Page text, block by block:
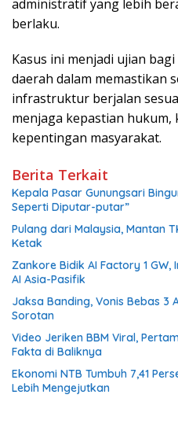
administratif yang lebih
berlaku.
Kasus ini menjadi ujian
daerah dalam memastikan
infrastruktur berjalan
menjaga kepastian
kepentingan masyarakat.
Berita Terkait
Kepala Pasar Gunungsari
Seperti Diputar-putar”
Pulang dari Malaysia, Mantan
Ketak
Zankore Bidik AI Factory 1
AI Asia-Pasifik
Jaksa Banding, Vonis Bebas 3
Sorotan
Video Jeriken BBM Viral,
Fakta di Baliknya
Ekonomi NTB Tumbuh 7,41
Lebih Mengejutkan